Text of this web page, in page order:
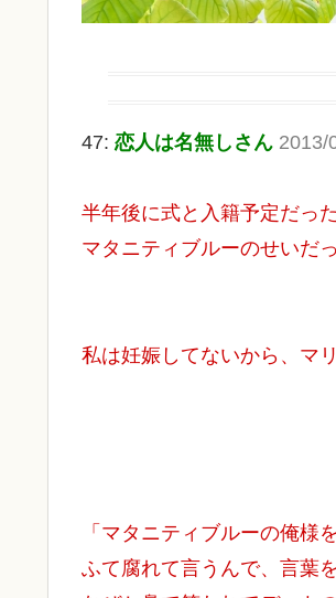
47: 恋人は名無しさん 2013/
半年後に式と入籍予定だっ
マタニティブルーのせいだ
私は妊娠してないから、マ
「マタニティブルーの俺様
ふて腐れて言うんで、言葉